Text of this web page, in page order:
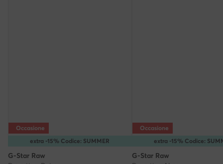
extra -15% Codice: SUMMER
Occasione
G-Star Raw
extra -15% Codice:
Occasione
G-Star Raw